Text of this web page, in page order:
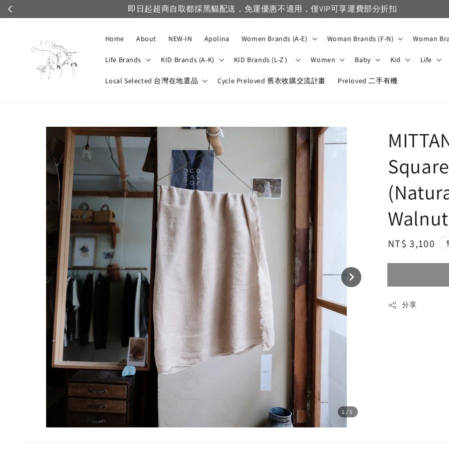
VIP滿1500免運，一般會員滿3500免運
Home About NEW-IN Apolina Women Brands (A-E) Woman Brands (F-N) Woman
Life Brands KID Brands (A-K) KID Brands (L-Z） Women Baby Kid Life
Local Selected 台灣在地選品 Cycle Preloved 舊衣收購交流計畫 Preloved 二手有機
1 /5
Walnut
Regular
NT$ 3,100
分享